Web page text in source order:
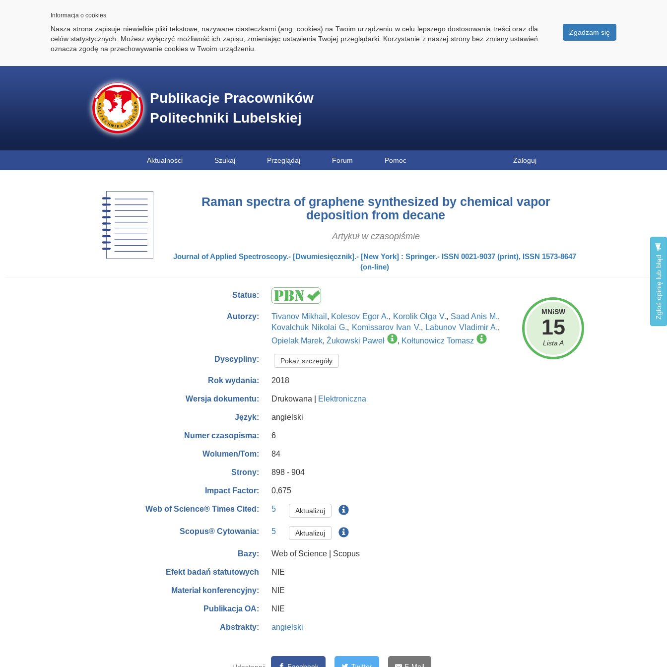
Informacja o cookies
Zgadzam się
Nasza strona zapisuje niewielkie pliki tekstowe, nazywane ciasteczkami (ang. cookies) na Twoim urządzeniu w celu lepszego dostosowania treści oraz dla
celów statystycznych. Możesz wyłączyć możliwość ich zapisu, zmieniając ustawienia Twojej przeglądarki. Korzystanie z naszej strony bez zmiany ustawień
oznacza zgodę na przechowywanie cookies w Twoim urządzeniu.
Publikacje Pracowników
Politechniki Lubelskiej
Aktualności Szukaj Przeglądaj Forum Pomoc Zaloguj
Zgłoś opinię lub błąd
Raman spectra of graphene synthesized by chemical vapor
deposition from decane
Artykuł w czasopiśmie
Journal of Applied Spectroscopy.- [Dwumiesięcznik].- [New York] : Springer.- ISSN 0021-9037 (print), ISSN 1573-8647
(on-line)
MNiSW
15
Lista A
Status:
Autorzy: Tivanov Mikhail , Kolesov Egor A., Korolik Olga V., Saad Anis M.,
Kovalchuk Nikolai G., Komissarov Ivan V., Labunov Vladimir A.,
Opielak Marek, Żukowski Paweł , Kołtunowicz Tomasz
Dyscypliny: Pokaż szczegóły
Rok wydania: 2018
Wersja dokumentu: Drukowana | Elektroniczna
Język: angielski
Numer czasopisma: 6
Wolumen/Tom: 84
Strony: 898 - 904
Impact Factor: 0,675
Web of Science® Times Cited: 5 Aktualizuj
Scopus® Cytowania: 5 Aktualizuj
Bazy: Web of Science | Scopus
Efekt badań statutowych NIE
Materiał konferencyjny: NIE
Publikacja OA: NIE
Abstrakty: angielski